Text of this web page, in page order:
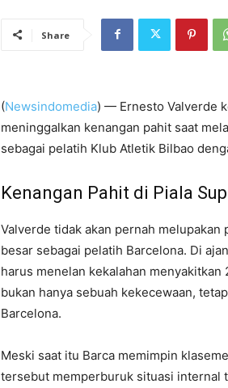
Share
(Newsindomedia) — Ernesto Valverde
meninggalkan kenangan pahit saat
sebagai pelatih Klub Atletik Bilbao
Kenangan Pahit di Piala
Valverde tidak akan pernah
besar sebagai pelatih Barcelona. Di
harus menelan kekalahan
bukan hanya sebuah kekecewaan,
Barcelona.
Meski saat itu Barca memimpin
tersebut memperburuk situasi internal